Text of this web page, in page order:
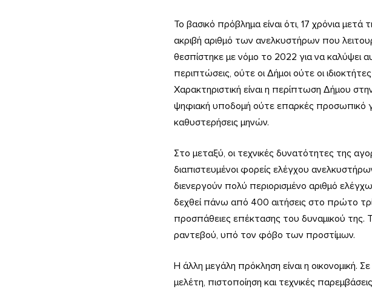
έως
10.000
ευρώ
Το βασικό πρόβλημα είναι ότι, 17 χρόνια
ακριβή αριθμό των ανελκυστήρων που
θεσπίστηκε με νόμο το 2022 για να καλύψει
περιπτώσεις, ούτε οι Δήμοι ούτε οι
Χαρακτηριστική είναι η περίπτωση Δήμου
ψηφιακή υποδομή ούτε επαρκές προσωπικό
καθυστερήσεις μηνών.
Στο μεταξύ, οι τεχνικές δυνατότητες της
διαπιστευμένοι φορείς ελέγχου
διενεργούν πολύ περιορισμένο αριθμό
δεχθεί πάνω από 400 αιτήσεις στο πρώτο
προσπάθειες επέκτασης του δυναμικού της.
ραντεβού, υπό τον φόβο των προστίμων.
Η άλλη μεγάλη πρόκληση είναι η οικονομική.
μελέτη, πιστοποίηση και τεχνικές